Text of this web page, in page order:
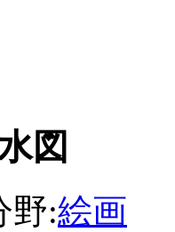
図
野:絵画